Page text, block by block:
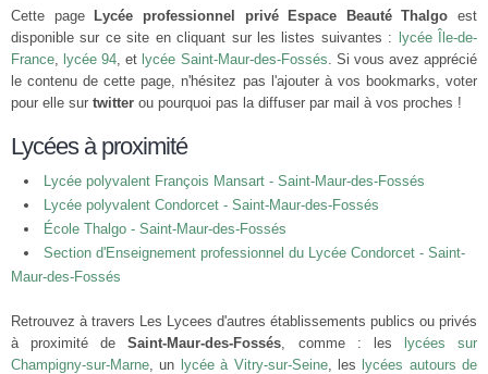
Cette page Lycée professionnel privé Espace Beauté Thalgo est
disponible sur ce site en cliquant sur les listes suivantes :
lycée Île-de-
France, lycée 94, et lycée Saint-Maur-des-Fossés. Si vous avez apprécié
le contenu de cette page, n'hésitez pas l'ajouter à vos bookmarks, voter
pour elle sur twitter ou pourquoi pas la diffuser par mail à vos proches !
Lycées à proximité
Lycée polyvalent François Mansart - Saint-Maur-des-Fossés
Lycée polyvalent Condorcet - Saint-Maur-des-Fossés
École Thalgo - Saint-Maur-des-Fossés
Section d'Enseignement professionnel du Lycée Condorcet - Saint-
Maur-des-Fossés
Retrouvez à travers Les Lycees d'autres établissements publics ou privés
à proximité deSaint-Maur-des-Fossés, comme : les
lycées sur
Champigny-sur-Marne, un lycée à Vitry-sur-Seine, les lycées autours de